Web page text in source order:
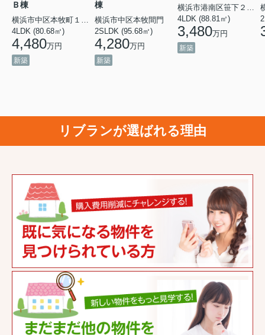
Ｂ棟
横浜市中区本牧町１丁目
4LDK (80.68㎡)
4,480万円
新築
棟
横浜市中区本牧間門
2SLDK (95.68㎡)
4,280万円
新築
横浜市港南区笹下２丁目
4LDK (88.81㎡)
3,480万円
新築
リブランが選ばれる理由